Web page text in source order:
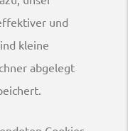
und
kleine
abgelegt